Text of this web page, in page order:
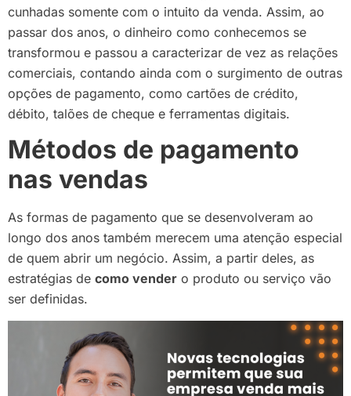
cunhadas somente com o intuito da venda. Assim, ao
passar dos anos, o dinheiro como conhecemos se
transformou e passou a caracterizar de vez as relações
comerciais, contando ainda com o surgimento de outras
opções de pagamento, como cartões de crédito,
débito, talões de cheque e ferramentas digitais.
Métodos de pagamento
nas vendas
As formas de pagamento que se desenvolveram ao
longo dos anos também merecem uma atenção especial
de quem abrir um negócio. Assim, a partir deles, as
estratégias de como vender o produto ou serviço vão
ser definidas.